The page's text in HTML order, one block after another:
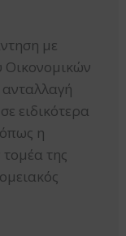
με
Οικονομικών
ανταλλαγή
ειδικότερα
η
της